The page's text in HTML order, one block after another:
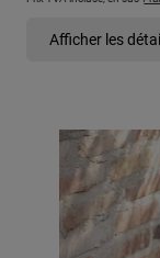
Afficher les